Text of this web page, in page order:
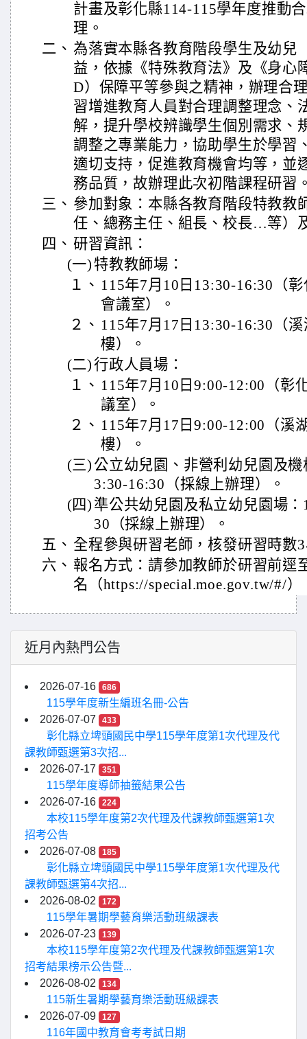
計畫及彰化縣114-115學年度推動
理。
二、 為落實本縣各教育階段學生及幼兒
益，依據《特殊教育法》及《身心
D）保障平等參與之精神，辦理合
習增進教育人員對合理調整理念、
解，提升學校辨識學生個別需求、
調整之專業能力，協助學生於學習
適切支持，促進教育機會均等，並
務品質，故辦理此次初階課程研習
三、 參加對象：本縣各教育階段特教教
任、總務主任、組長、校長…等）
四、 研習資訊：
(一)特教教師場：
１、 115年7月10日13:30-16:30（
會議室）。
２、 115年7月17日13:30-16:30（
樓）。
(二)行政人員場：
１、 115年7月10日9:00-12:00（彰
議室）。
２、 115年7月17日9:00-12:00（溪
樓）。
(三) 公立幼兒園、非營利幼兒園及
3:30-16:30（採線上辦理）。
(四) 準公共幼兒園及私立幼兒園場
30（採線上辦理）。
五、 全程參與研習老師，核發研習時數
六、 報名方式：請參加教師於研習前逕
名（https://special.moe.gov.tw/#/）
近月內熱門公告
2026-07-16 686
115學年度新生編班名冊-公告
2026-07-07
433
彰化縣立埤頭國民中學115學年度第1次代理及代
課教師甄選第3次招...
2026-07-17
351
115學年度導師抽籤結果公告
2026-07-16
224
本校115學年度第2次代理及代課教師甄選第1次
招考公告
2026-07-08
185
彰化縣立埤頭國民中學115學年度第1次代理及代
課教師甄選第4次招...
2026-08-02
172
115學年暑期學藝育樂活動班級課表
2026-07-23
139
本校115學年度第2次代理及代課教師甄選第1次
招考結果榜示公告暨...
2026-08-02
134
115新生暑期學藝育樂活動班級課表
2026-07-09
127
116年國中教育會考考試日期